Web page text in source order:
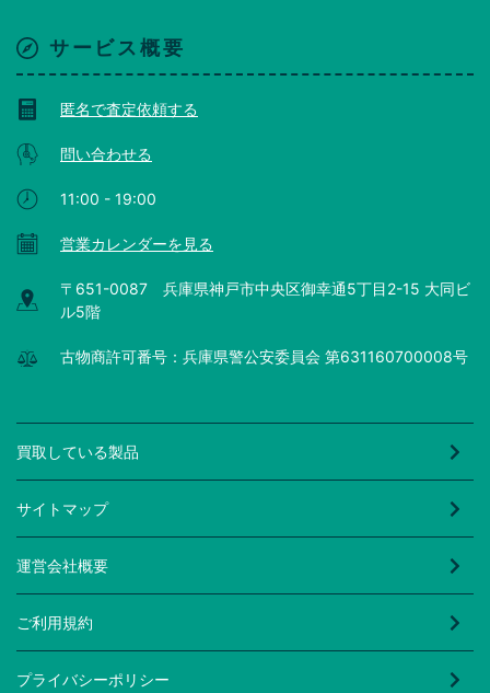
サービス概要
匿名で査定依頼する
問い合わせる
11:00 - 19:00
営業カレンダーを見る
〒651-0087 兵庫県神戸市中央区御幸通5丁目2-15 大同ビ
ル5階
古物商許可番号：兵庫県警公安委員会 第631160700008号
買取している製品
サイトマップ
運営会社概要
ご利用規約
プライバシーポリシー